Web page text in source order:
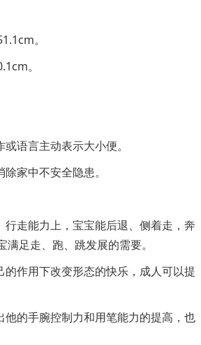
。
。
语言主动表示大小便。
家中不安全隐患。
行走能力上，宝宝能后退、侧着走，奔
足走、跑、跳发展的需要。
的作用下改变形态的快乐，成人可以提
他的手腕控制力和用笔能力的提高，也